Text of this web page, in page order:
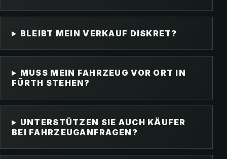
BLEIBT MEIN VERKAUF DISKRET?
MUSS MEIN FAHRZEUG VOR ORT IN
FÜRTH STEHEN?
UNTERSTÜTZEN SIE AUCH KÄUFER
BEI FAHRZEUGANFRAGEN?